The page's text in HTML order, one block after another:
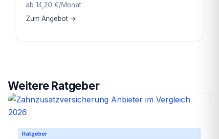
ab 14,20 €/Monat
Zum Angebot →
Weitere Ratgeber
Ratgeber